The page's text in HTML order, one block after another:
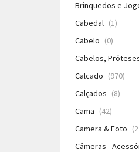
Brinquedos e
Cabedal (1)
Cabelo (0)
Cabelos,
Calcado (970)
Calçados (8)
Cama (42)
Camera & Foto
Câmeras -